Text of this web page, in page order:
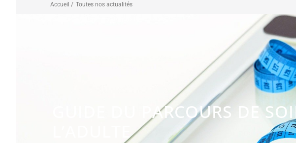
Accueil / Toutes nos actualités
GUIDE DU PARCOURS DE
L’ADULTE